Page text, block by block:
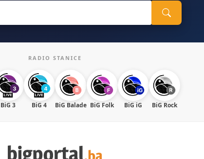
RADIO STANICE
BiG 3 BiG 4 BiG Balade BiG Folk BiG iG BiG Rock